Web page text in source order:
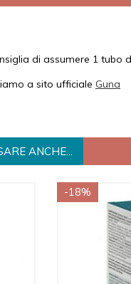
di assumere 1 tubo
a sito ufficiale Guna
ANCHE...
-18%